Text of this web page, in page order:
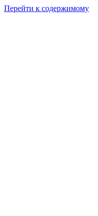
Перейти к содержимому